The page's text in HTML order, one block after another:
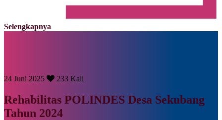
Selengkapnya
24 Juni 2025 233 Kali
Rehabilitas POLINDES Desa Sekubang
Tahun 2024